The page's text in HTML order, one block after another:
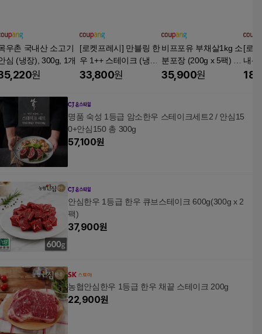
우촌 국내산 소고기
심 (냉장), 300g, 1개
원
[로켓프레시] 만블링 한
우 1++ 스테이크 (냉
동), 150g, 2개
33,800원
비프포유 부채살1kg 소
분포장 (200g x 5팩) /
(250g x 4팩) 스테이크/
35,900원
[로
내산
이크
명품 숙성 1등급 암소한우 스테이크세트2 / 안심15
0+안심150 총 300g
57,100원
안심한우 1등급 한우 큐브스테이크 600g(300g x 2
팩)
37,900원
농협안심한우 1등급 한우 채끝 스테이크 200g
22,900원